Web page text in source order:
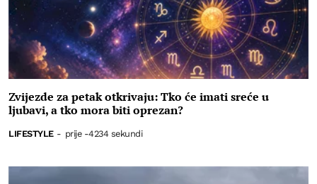
Zvijezde za petak otkrivaju: Tko će imati sreće u
ljubavi, a tko mora biti oprezan?
LIFESTYLE - prije -4234 sekundi